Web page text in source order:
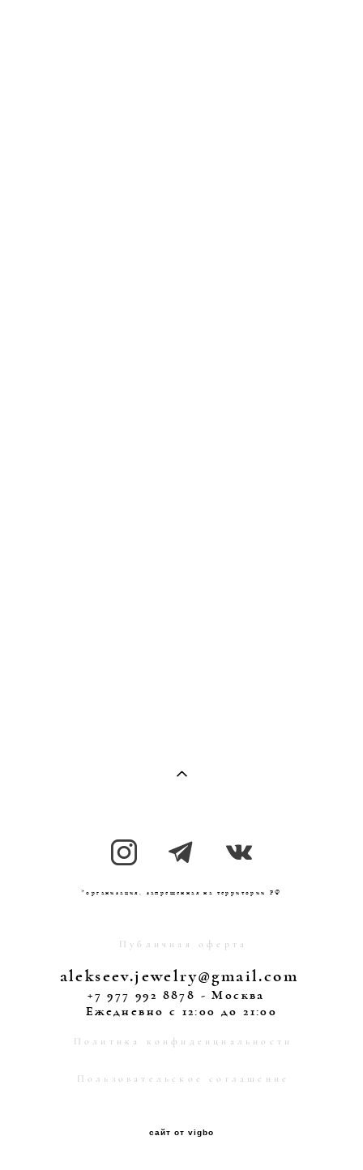
*организация, запрещенная на территории РФ
Публичная оферта
alekseev.jewelry@gmail.com
+7 977 992 8878 - Москва
Ежедневно с 12:00 до 21:00
Политика конфиденциальности
Пользовательское соглашение
сайт от vigbo